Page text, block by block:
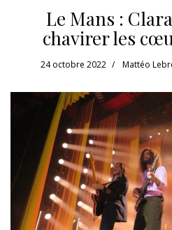
Le Mans :
chavirer les
24 octobre 2022 Mattéo